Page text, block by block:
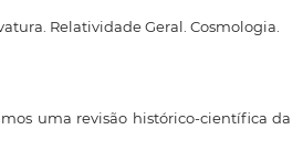
Relatividade Geral. Cosmologia.
uma revisão histórico-científica da